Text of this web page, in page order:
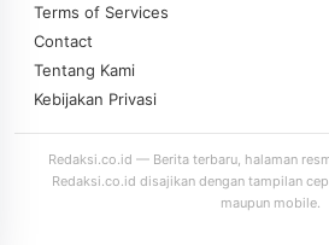
Terms of Services
Contact
Tentang Kami
Kebijakan Privasi
Redaksi.co.id — Berita terbaru, halaman
Redaksi.co.id disajikan dengan tampilan
maupun mobile.